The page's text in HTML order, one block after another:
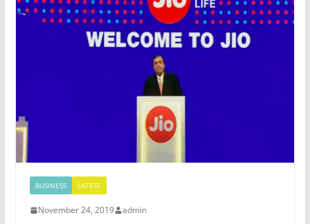
BUSINESS LATEST
November 24, 2019 admin